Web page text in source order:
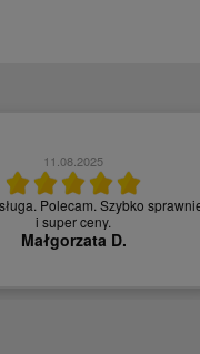
super, dobre ceny, dużo metod
i wysyłki i szybki czas dostawy.
wrócę jeszcze nie raz.
Julita P.